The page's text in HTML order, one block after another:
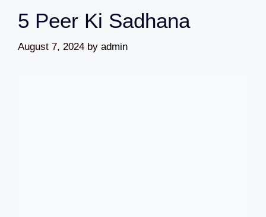
5 Peer Ki Sadhana
August 7, 2024 by admin